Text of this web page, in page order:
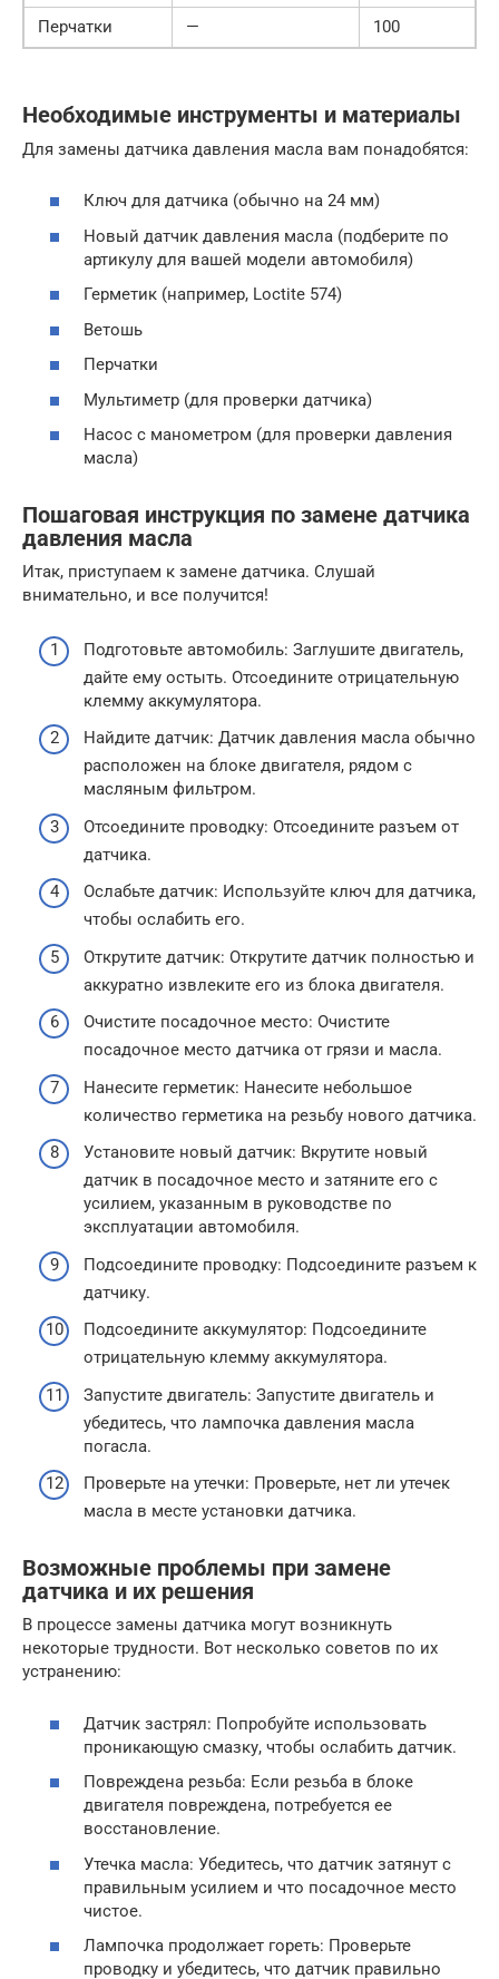
Перчатки
— 100
Необходимые инструменты и материалы
Для замены датчика давления масла вам понадобятся:
Ключ для датчика (обычно на 24 мм)
Новый датчик давления масла (подберите по
артикулу для вашей модели автомобиля)
Герметик (например, Loctite 574)
Ветошь
Перчатки
Мультиметр (для проверки датчика)
Насос с манометром (для проверки давления
масла)
Пошаговая инструкция по замене датчика
давления масла
Итак, приступаем к замене датчика. Слушай
внимательно, и все получится!
Подготовьте автомобиль: Заглушите двигатель,
дайте ему остыть. Отсоедините отрицательную
клемму аккумулятора.
Найдите датчик: Датчик давления масла обычно
расположен на блоке двигателя, рядом с
масляным фильтром.
Отсоедините проводку: Отсоедините разъем от
датчика.
Ослабьте датчик: Используйте ключ для датчика,
чтобы ослабить его.
Открутите датчик: Открутите датчик полностью и
аккуратно извлеките его из блока двигателя.
Очистите посадочное место: Очистите
посадочное место датчика от грязи и масла.
Нанесите герметик: Нанесите небольшое
количество герметика на резьбу нового датчика.
Установите новый датчик: Вкрутите новый
датчик в посадочное место и затяните его с
усилием, указанным в руководстве по
эксплуатации автомобиля.
Подсоедините проводку: Подсоедините разъем к
датчику.
Подсоедините аккумулятор: Подсоедините
отрицательную клемму аккумулятора.
Запустите двигатель: Запустите двигатель и
убедитесь, что лампочка давления масла
погасла.
Проверьте на утечки: Проверьте, нет ли утечек
масла в месте установки датчика.
Возможные проблемы при замене
датчика и их решения
В процессе замены датчика могут возникнуть
некоторые трудности. Вот несколько советов по их
устранению:
Датчик застрял: Попробуйте использовать
проникающую смазку, чтобы ослабить датчик.
Повреждена резьба: Если резьба в блоке
двигателя повреждена, потребуется ее
восстановление.
Утечка масла: Убедитесь, что датчик затянут с
правильным усилием и что посадочное место
чистое.
Лампочка продолжает гореть: Проверьте
проводку и убедитесь, что датчик правильно